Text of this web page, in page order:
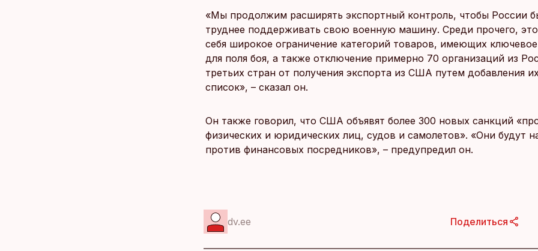
«Мы продолжим расширять экспортный контроль, чтобы России
труднее поддерживать свою военную машину. Среди прочего,
себя широкое ограничение категорий товаров, имеющих
для поля боя, а также отключение примерно 70 организаций из
третьих стран от получения экспорта из США путем добавления
список», – сказал он.
Он также говорил, что США объявят более 300 новых санкций
физических и юридических лиц, судов и самолетов». «Они будут
против финансовых посредников», – предупредил он.
dv.ee Поделиться